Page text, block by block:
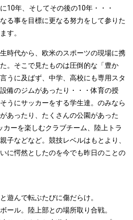
10年、そしてその後の10年・・・
る事を目標に更なる努力をして参りた
す。
時代から、欧米のスポーツの現場に携
。そこで見たものは圧倒的な「豊か
うに及ばず、中学、高校にも専用スタ
備のジムがあったり・・・体育の授
うにサッカーをする学生達。のみなら
あったり、たくさんの公園があった
カーを楽しむクラブチーム、陸上トラ
子などなど。競技レベルはもとより、
に愕然としたのを今でも昨日のことの
遊んで転ぶたびに傷だらけ。
ール。陸上部との場所取り合戦。